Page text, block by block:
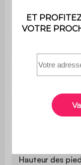
panneaux
Hauteur entre
Hauteur des